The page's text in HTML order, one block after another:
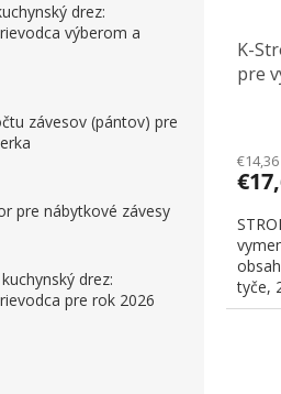
drez:
výberom a
závesov (pántov) pre
pre nábytkové závesy
drez:
pre rok 2026
K-
pre
tyče,